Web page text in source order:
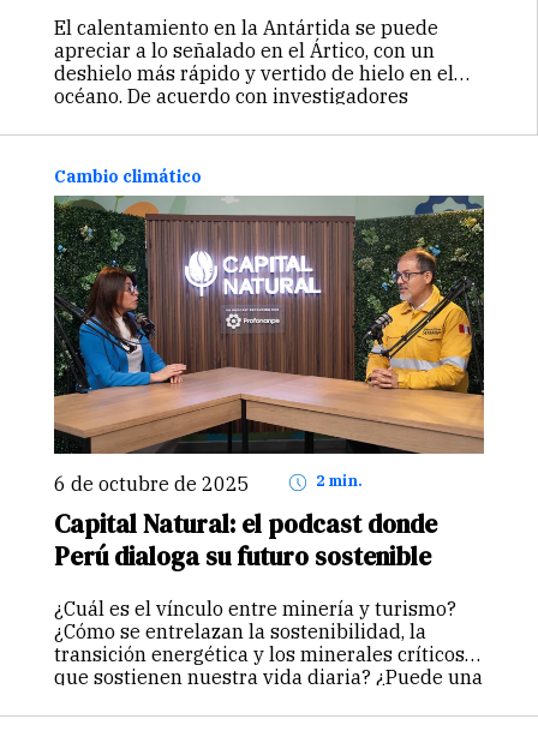
El calentamiento en la Antártida se puede
apreciar a lo señalado en el Ártico, con un
deshielo más rápido y vertido de hielo en el
océano. De acuerdo con investigadores
sobre el nivel del mar.…Continuar
Cambio climático
6 de octubre de 2025 2 min.
Capital Natural: el podcast donde
Perú dialoga su futuro sostenible
¿Cuál es el vínculo entre minería y turismo?
¿Cómo se entrelazan la sostenibilidad, la
transición energética y los minerales críticos
que sostienen nuestra vida diaria? ¿Puede una
diversificar economías locales y fortalecer